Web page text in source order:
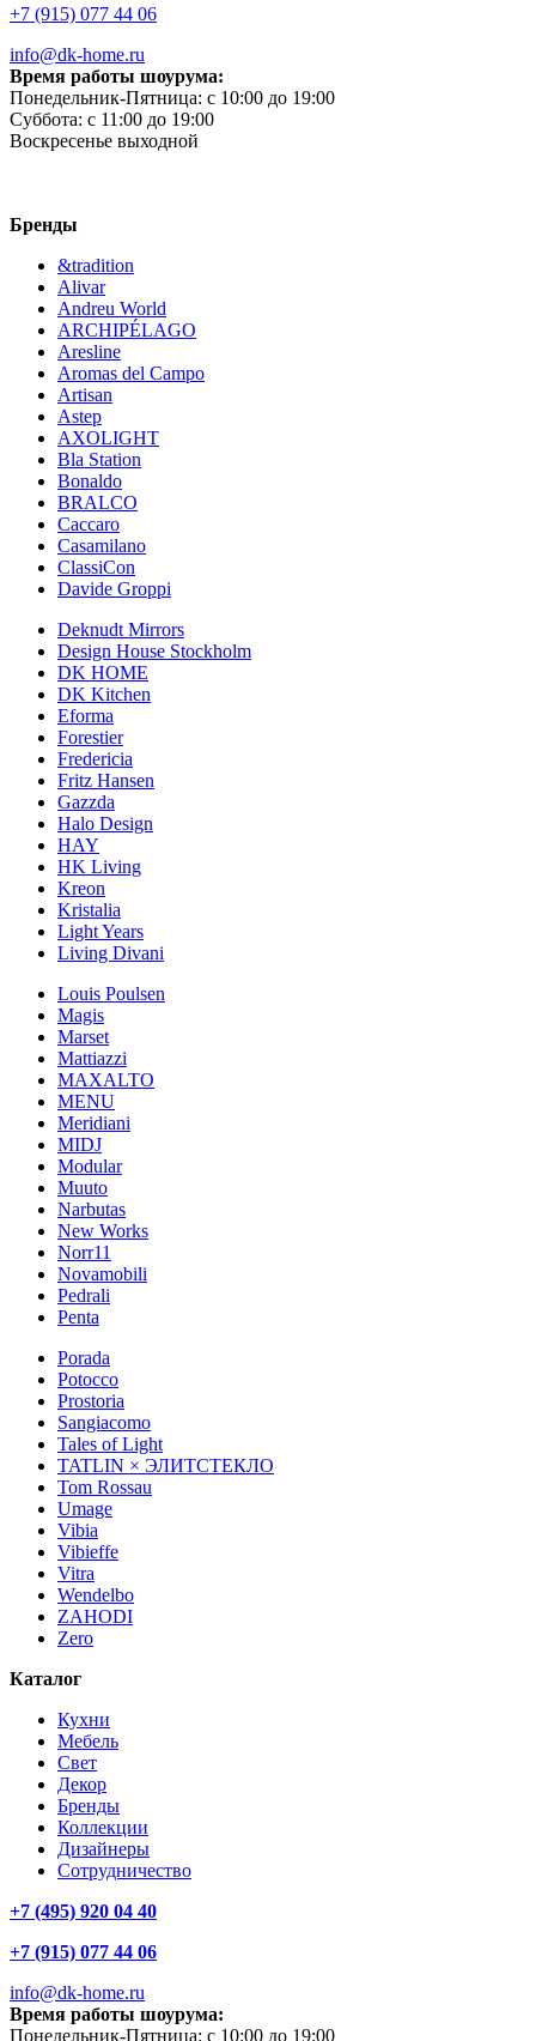
+7 (915) 077 44 06
info@dk-home.ru
Время работы шоурума:
Понедельник-Пятница: c 10:00 до 19:00
Суббота: c 11:00 до 19:00
Воскресенье выходной
Бренды
&tradition
Alivar
Andreu World
ARCHIPÉLAGO
Aresline
Aromas del Campo
Artisan
Astep
AXOLIGHT
Bla Station
Bonaldo
BRALCO
Caccaro
Casamilano
ClassiCon
Davide Groppi
Deknudt Mirrors
Design House Stockholm
DK HOME
DK Kitchen
Eforma
Forestier
Fredericia
Fritz Hansen
Gazzda
Halo Design
HAY
HK Living
Kreon
Kristalia
Light Years
Living Divani
Louis Poulsen
Magis
Marset
Mattiazzi
MAXALTO
MENU
Meridiani
MIDJ
Modular
Muuto
Narbutas
New Works
Norr11
Novamobili
Pedrali
Penta
Porada
Potocco
Prostoria
Sangiacomo
Tales of Light
TATLIN × ЭЛИТСТЕКЛО
Tom Rossau
Umage
Vibia
Vibieffe
Vitra
Wendelbo
ZAHODI
Zero
Каталог
Кухни
Мебель
Свет
Декор
Бренды
Коллекции
Дизайнеры
Сотрудничество
+7 (495) 920 04 40
+7 (915) 077 44 06
info@dk-home.ru
Время работы шоурума:
Понедельник-Пятница: c 10:00 до 19:00